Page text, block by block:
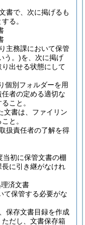
書で、次に掲げるも
る。
主務課において保管
う。)を、次に掲げ
出せる状態にして
個別フォルダーを用
者の定める適切な
こと。
文書は、ファイリン
と。
扱責任者の了解を得
当初に保管文書の棚
に引き継がなけれ
済文書
て保管する必要がな
保存文書目録を作成
ただし、文書保存箱